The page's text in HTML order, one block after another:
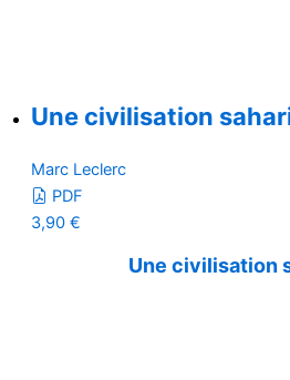
Une civilisation
Marc Leclerc
PDF
3,90 €
Une civilisation